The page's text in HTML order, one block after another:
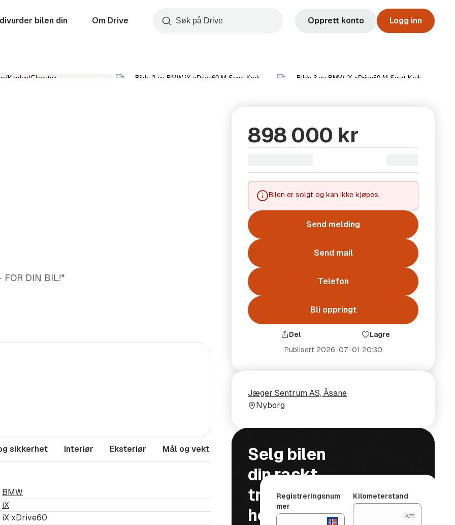
bilen din Om Drive Opprett konto Logg inn
Søk
898 000 kr
Bilen er solgt og kan ikke kjøpes.
Send melding
Send mail
Telefon
Bli oppringt
Del
Lagre
Publisert 2026-07-01 20:30
Selger
Jæger Sentrum AS, Åsane
Selgerens
plass
Nyborg
Selg bilen
din raskt,
trygt og
helt
Registreringsnum
mer
Kilometerstand
km
FOR DIN BIL!*
:
så ta gjerne kontakt i forkant
prøvekjøring.
sikkerhet Interiør Eksteriør Mål og vekt Funksjoner
BMW
iX
iX xDrive60